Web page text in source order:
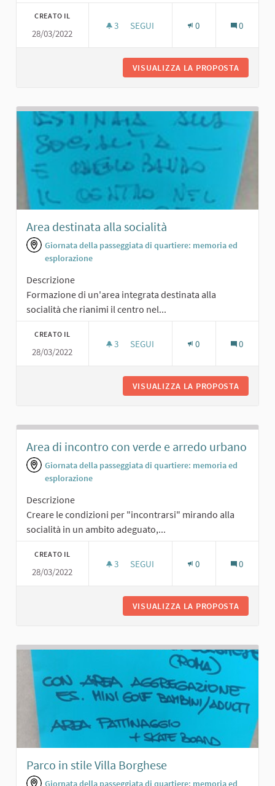
CREATO IL
28/03/2022
3 3 SOSTENITORI
SEGUI 0 0
VISUALIZZA LA PROPOSTA
Area destinata alla socialità
Giornata della passeggiata di quartiere: memoria ed
esplorazione
Descrizione
Formazione di un'area integrata destinata alla
socialità che rianimi il centro nel...
CREATO IL
28/03/2022
3 3 SOSTENITORI
SEGUI 0 0
VISUALIZZA LA PROPOSTA
Area di incontro con verde e arredo urbano
Giornata della passeggiata di quartiere: memoria ed
esplorazione
Descrizione
Creare le condizioni per "incontrarsi" mirando alla
socialità in un ambito adeguato,...
CREATO IL
28/03/2022
3 3 SOSTENITORI
SEGUI 0 0
VISUALIZZA LA PROPOSTA
Parco in stile Villa Borghese
Giornata della passeggiata di quartiere: memoria ed